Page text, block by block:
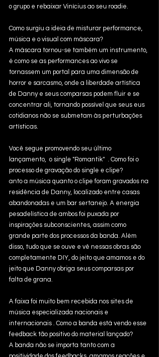
o grupo e rebaixar Vinícius ao seu roadie.
Como surgiu a ideia de misturar performance,
música e o visual com máscara?
A máscara tornou-se também um instrumento,
é como se as performances ao vivo se
tornassem um portal para uma dimensão de
horror e sarcasmo, onde a liberdade artística
de Danny e seus comparsas podem fluir e se
concentrar ali, tornando possível que seus eus
cotidianos não se submetam às perturbações
artísticas.
Você segue promovendo seu último
lançamento,  o single "Romantik"  . Como foi o
processo de gravação do single e clipe?
anto a música quanto o clipe foram gravados na
residência de Danny, localizado entre casas
abandonadas e um bar sertanejo. A energia
pesadelística de ambos foi puxada por
inspirações subconscientes, assim como
grande parte dos processos da banda. Além
disso, tudo que se ouve e vê nessas obras são
completamente DIY, do jeito que amamos e do
jeito que Danny obriga seus comparsas por
falta de grana.
A faixa foi muito bem recebida nos sites de
música especializada nacionais e
internacionais . Como a banda está vendo esse
feedback tão positivo do material lançado?
A banda não se importa tanto com a